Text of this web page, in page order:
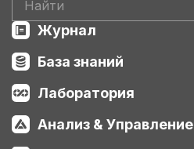
Журнал
База знаний
Лаборатория
Анализ & Управление